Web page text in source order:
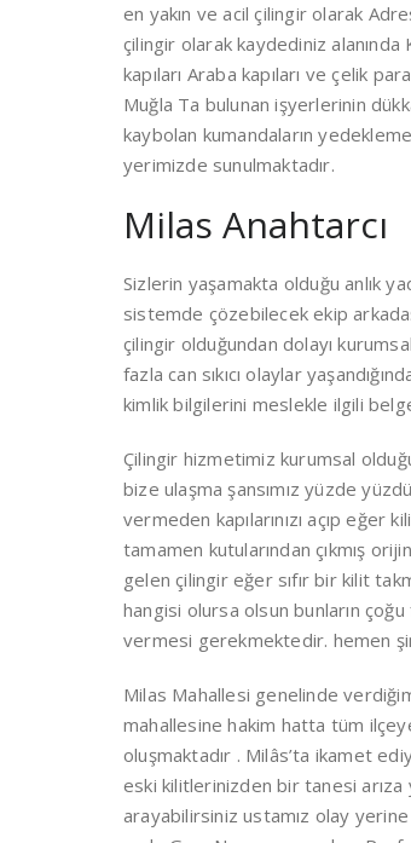
en yakın ve acil çilingir olarak
çilingir olarak kaydediniz
kapıları Araba kapıları ve çelik
Muğla Ta bulunan işyerlerinin
kaybolan kumandaların
yerimizde sunulmaktadır.
Milas Anahtarcı
Sizlerin yaşamakta olduğu anlık
sistemde çözebilecek ekip
çilingir olduğundan dolayı
fazla can sıkıcı olaylar
kimlik bilgilerini meslekle ilgili
Çilingir hizmetimiz kurumsal
bize ulaşma şansımız yüzde
vermeden kapılarınızı açıp
tamamen kutularından çıkmış
gelen çilingir eğer sıfır bir kilit
hangisi olursa olsun bunların
vermesi gerekmektedir. hemen
Milas Mahallesi genelinde
mahallesine hakim hatta tüm
oluşmaktadır . Milâs’ta ikamet
eski kilitlerinizden bir tanesi arıza
arayabilirsiniz ustamız olay yerine